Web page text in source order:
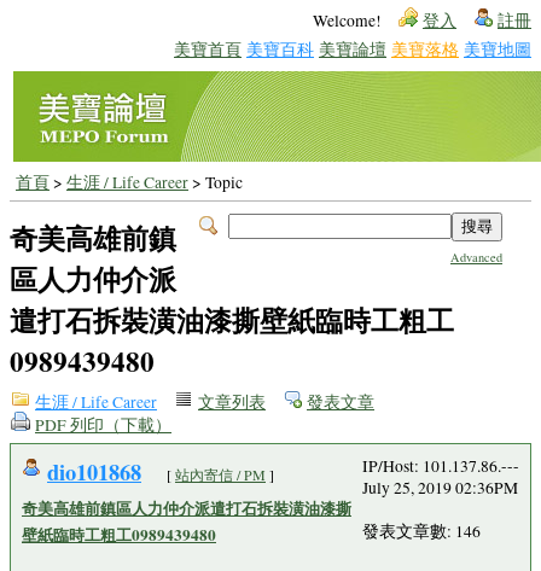
Welcome! 登入 註冊
美寶首頁 美寶百科 美寶論壇 美寶落格 美寶地圖
首頁> 生涯 / Life Career> Topic
Advanced
奇美高雄前鎮
區人力仲介派
遣打石拆裝潢油漆撕壁紙臨時工粗工
0989439480
生涯 / Life Career 文章列表
發表文章
PDF 列印（下載）
dio101868 [站內寄信 / PM ]
奇美高雄前鎮區人力仲介派遣打石拆裝潢油漆撕
壁紙臨時工粗工0989439480
IP/Host: 101.137.86.---
July 25, 2019 02:36PM
發表文章數: 146